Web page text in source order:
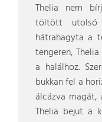
Thelia nem
töltött utolsó
hátrahagyta a
tengeren,
a halálhoz.
bukkan fel a
álcázva magát,
Thelia bejut a